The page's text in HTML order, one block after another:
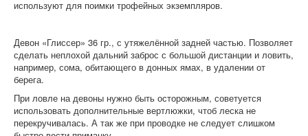
используют для поимки трофейных экземпляров.
Девон «Глиссер» 36 гр., с утяжелённой задней частью. Позволяет
сделать неплохой дальний заброс с большой дистанции и ловить,
например, сома, обитающего в донных ямах, в удалении от
берега.
При ловле на девоны нужно быть осторожным, советуется
использовать дополнительные вертлюжки, чтоб леска не
перекручивалась. А так же при проводке не следует слишком